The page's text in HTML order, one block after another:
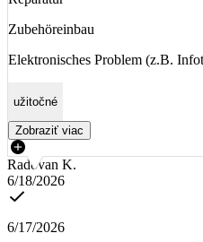
Zubehöreinbau
Elektronisches Problem (z.B.
užitočné
Zobraziť viac
Radovan K.
6/18/2026
6/17/2026